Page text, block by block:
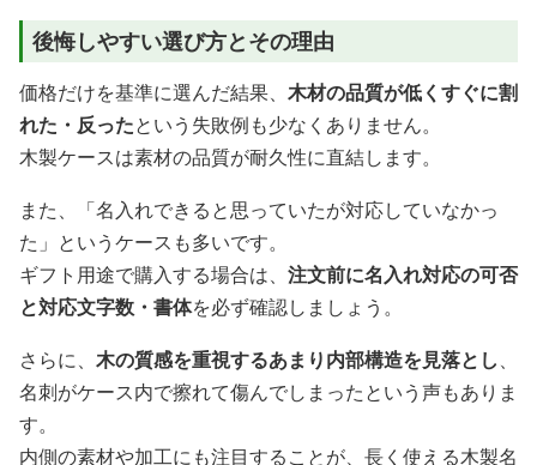
後悔しやすい選び方とその理由
価格だけを基準に選んだ結果、 木材の品質が低くすぐに割
れた・反ったという失敗例も少なくありません。
木製ケースは素材の品質が耐久性に直結します。
また、「名入れできると思っていたが対応していなかっ
た」というケースも多いです。
ギフト用途で購入する場合は、 注文前に名入れ対応の可否
と対応文字数・書体を必ず確認しましょう。
さらに、 木の質感を重視するあまり内部構造を見落とし、
名刺がケース内で擦れて傷んでしまったという声もありま
す。
内側の素材や加工にも注目することが、長く使える木製名